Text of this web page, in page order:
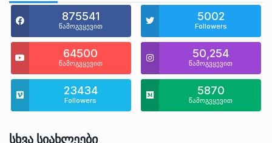
875541
წამოგვყევით
5002
Followers
64500
წამოგვყევით
50,254
წამოგვყევით
23434
Followers
5870
წამოგვყევით
Სხვა Სიახლეები